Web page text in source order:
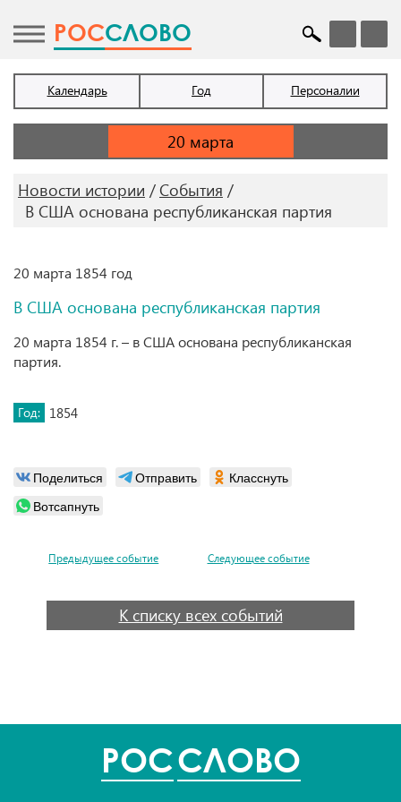
POCСЛОВО
Календарь Год Персоналии
Новости истории
События
В США основана республиканская партия
20 марта 1854 год
В США основана республиканская партия
20 марта 1854 г. – в США основана республиканская
партия.
Год: 1854
Поделиться Отправить
Класснуть
Вотсапнуть
Предыдущее событие Следующее событие
К списку всех событий
POCСЛОВО